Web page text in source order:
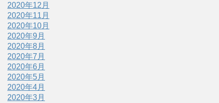
2020年12月
2020年11月
2020年10月
2020年9月
2020年8月
2020年7月
2020年6月
2020年5月
2020年4月
2020年3月